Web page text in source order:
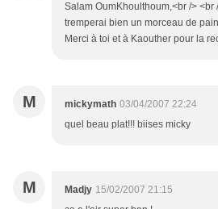
Salam OumKhoulthoum,<br /> <br
tremperai bien un morceau de
Merci à toi et à Kaouther pour la
M mickymath 03/04/2007 22:24
quel beau plat!!! biises micky
M Madjy 15/02/2007 21:15